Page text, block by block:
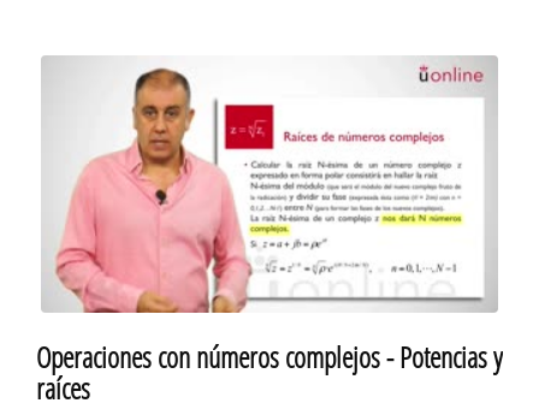
Operaciones con números complejos - Potencias y
raíces